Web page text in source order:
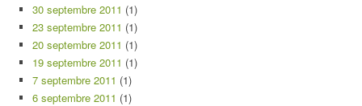
30 septembre 2011 (1)
23 septembre 2011 (1)
20 septembre 2011 (1)
19 septembre 2011 (1)
7 septembre 2011 (1)
6 septembre 2011 (1)